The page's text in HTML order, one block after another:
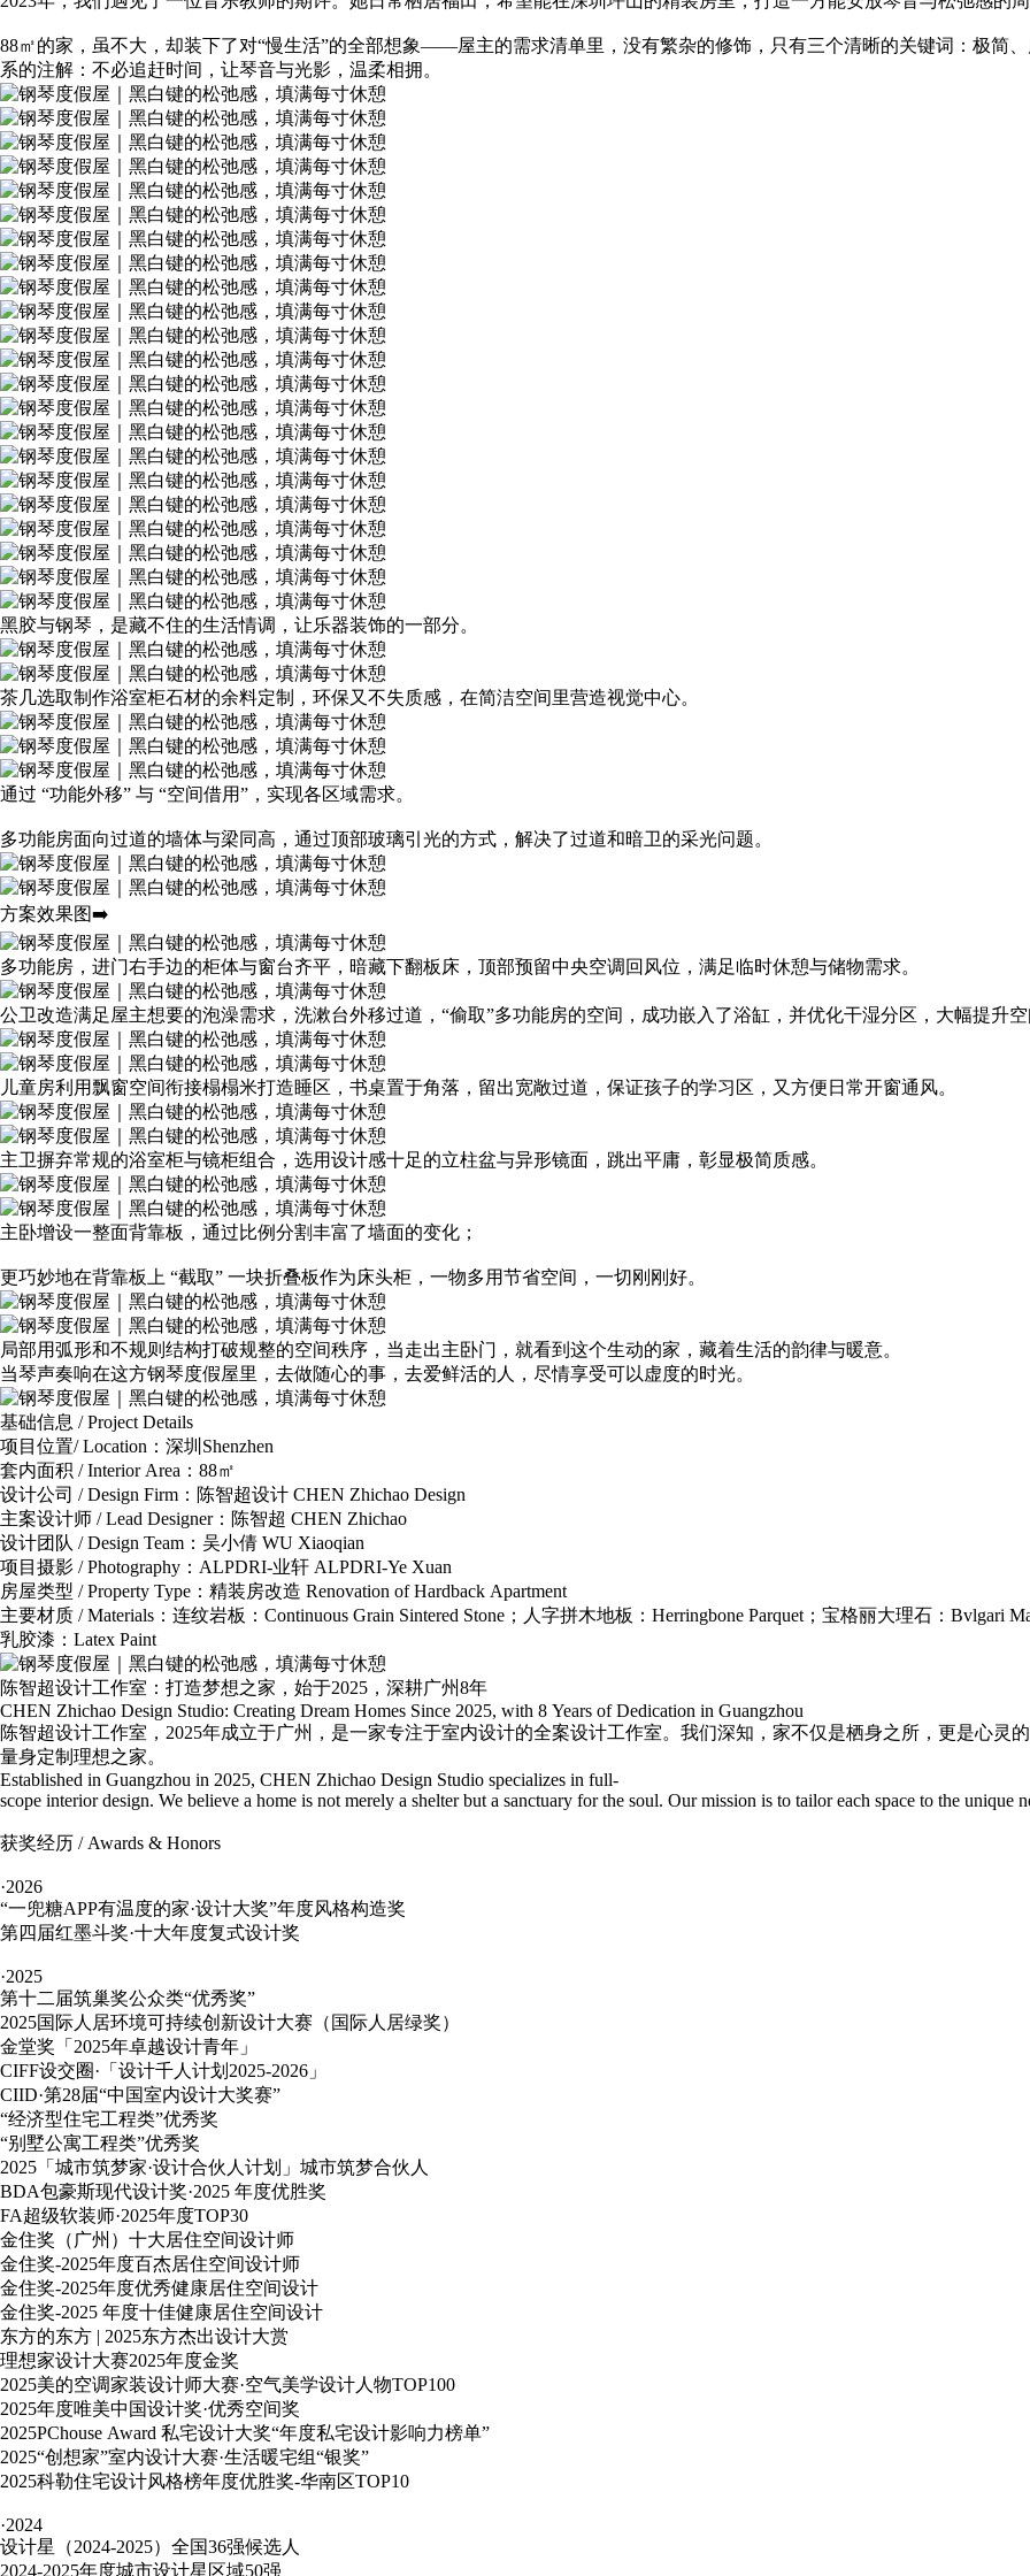
88㎡的家，虽不大，却装下了对“慢生活”的全部想象——屋主的需求清单里，没有繁杂的修饰，只有三个清晰的关键词：极简
系的注解：不必追赶时间，让琴音与光影，温柔相拥。
黑胶与钢琴，是藏不住的生活情调，让乐器装饰的一部分。
茶几选取制作浴室柜石材的余料定制，环保又不失质感，在简洁空间里营造视觉中心。
通过 “功能外移” 与 “空间借用”，实现各区域需求。
多功能房面向过道的墙体与梁同高，通过顶部玻璃引光的方式，解决了过道和暗卫的采光问题。
方案效果图➡️
多功能房，进门右手边的柜体与窗台齐平，暗藏下翻板床，顶部预留中央空调回风位，满足临时休憩与储物需求。
公卫改造满足屋主想要的泡澡需求，洗漱台外移过道，“偷取”多功能房的空间，成功嵌入了浴缸，并优化干湿分区，大幅提升空
儿童房利用飘窗空间衔接榻榻米打造睡区，书桌置于角落，留出宽敞过道，保证孩子的学习区，又方便日常开窗通风。
主卫摒弃常规的浴室柜与镜柜组合，选用设计感十足的立柱盆与异形镜面，跳出平庸，彰显极简质感。
主卧增设一整面背靠板，通过比例分割丰富了墙面的变化；
更巧妙地在背靠板上 “截取” 一块折叠板作为床头柜，一物多用节省空间，一切刚刚好。
局部用弧形和不规则结构打破规整的空间秩序，当走出主卧门，就看到这个生动的家，藏着生活的韵律与暖意。
当琴声奏响在这方钢琴度假屋里，去做随心的事，去爱鲜活的人，尽情享受可以虚度的时光。
基础信息 / Project Details
项目位置/ Location：深圳Shenzhen
套内面积 / Interior Area：88㎡
设计公司 / Design Firm：陈智超设计 CHEN Zhichao Design
主案设计师 / Lead Designer：陈智超 CHEN Zhichao
设计团队 / Design Team：吴小倩 WU Xiaoqian
项目摄影 / Photography：ALPDRI-业轩 ALPDRI-Ye Xuan
房屋类型 / Property Type：精装房改造 Renovation of Hardback Apartment
主要材质 / Materials：连纹岩板：Continuous Grain Sintered Stone；人字拼木地板：Herringbone Parquet；宝格丽大理石：Bvlgari
乳胶漆：Latex Paint
陈智超设计工作室：打造梦想之家，始于2025，深耕广州8年
CHEN Zhichao Design Studio: Creating Dream Homes Since 2025, with 8 Years of Dedication in Guangzhou
陈智超设计工作室，2025年成立于广州，是一家专注于室内设计的全案设计工作室。我们深知，家不仅是栖身之所，更是心灵
量身定制理想之家。
Established in Guangzhou in 2025, CHEN Zhichao Design Studio specializes in full-
scope interior design. We believe a home is not merely a shelter but a sanctuary for the soul. Our mission is to tailor each space to the unique
获奖经历 / Awards & Honors
·2026
“一兜糖APP有温度的家·设计大奖”年度风格构造奖
第四届红墨斗奖·十大年度复式设计奖
·2025
第十二届筑巢奖公众类“优秀奖”
2025国际人居环境可持续创新设计大赛（国际人居绿奖）
金堂奖「2025年卓越设计青年」
CIFF设交圈·「设计千人计划2025-2026」
CIID·第28届“中国室内设计大奖赛”
“经济型住宅工程类”优秀奖
“别墅公寓工程类”优秀奖
2025「城市筑梦家·设计合伙人计划」城市筑梦合伙人
BDA包豪斯现代设计奖·2025 年度优胜奖
FA超级软装师·2025年度TOP30
金住奖（广州）十大居住空间设计师
金住奖-2025年度百杰居住空间设计师
金住奖-2025年度优秀健康居住空间设计
金住奖-2025 年度十佳健康居住空间设计
东方的东方 | 2025东方杰出设计大赏
理想家设计大赛2025年度金奖
2025美的空调家装设计师大赛·空气美学设计人物TOP100
2025年度唯美中国设计奖·优秀空间奖
2025PChouse Award 私宅设计大奖“年度私宅设计影响力榜单”
2025“创想家”室内设计大赛·生活暖宅组“银奖”
2025科勒住宅设计风格榜年度优胜奖-华南区TOP10
·2024
设计星（2024-2025）全国36强候选人
2024-2025年度城市设计星区域50强